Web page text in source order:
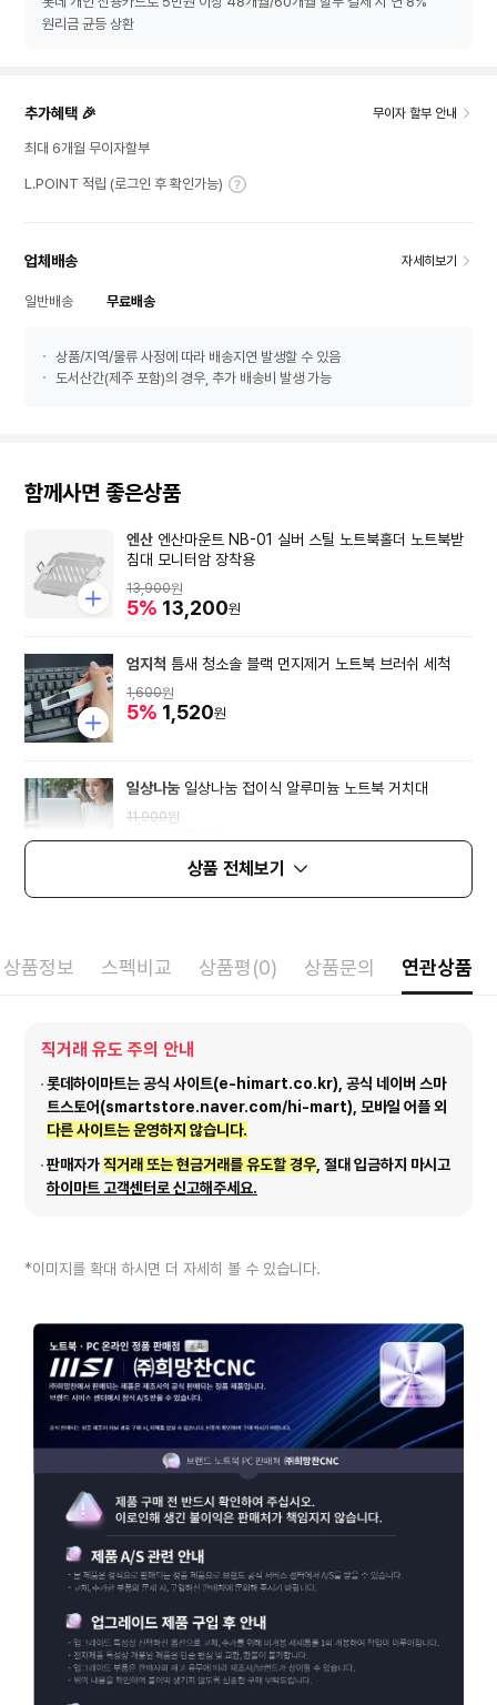
원리금 균등 상환
추가혜택 🎉 무이자 할부 안내
최대 6개월 무이자할부
L.POINT 적립 (로그인 후 확인가능)
업체배송 자세히보기
일반배송 무료배송
상품/지역/물류 사정에 따라 배송지연 발생할 수 있음
도서산간(제주 포함)의 경우, 추가 배송비 발생 가능
함께사면 좋은상품
엔산 엔산마운트 NB-01 실버 스틸 노트북홀더 노트북받
침대 모니터암 장착용
13,900원
5% 13,200원
엄지척 틈새 청소솔 블랙 먼지제거 노트북 브러쉬 세척
1,600원
5% 1,520원
일상나눔 일상나눔 접이식 알루미늄 노트북 거치대
11,900원
5%11,300원
상품 전체보기
상품정보 스펙비교 상품평(0) 상품문의 연관상품
직거래 유도 주의 안내
롯데하이마트는 공식 사이트(e-himart.co.kr), 공식 네이버 스마
트스토어(smartstore.naver.com/hi-mart), 모바일 어플 외
다른 사이트는 운영하지 않습니다.
판매자가직거래 또는 현금거래를 유도할 경우 , 절대 입금하지 마시고
하이마트 고객센터로 신고해주세요.
*이미지를 확대 하시면 더 자세히 볼 수 있습니다.